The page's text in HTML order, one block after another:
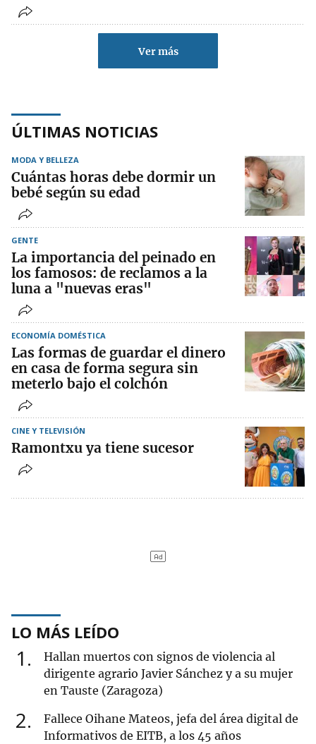
Ver más
ÚLTIMAS NOTICIAS
MODA Y BELLEZA
Cuántas horas debe dormir un
bebé según su edad
GENTE
La importancia del peinado en
los famosos: de reclamos a la
luna a "nuevas eras"
ECONOMÍA DOMÉSTICA
Las formas de guardar el dinero
en casa de forma segura sin
meterlo bajo el colchón
CINE Y TELEVISIÓN
Ramontxu ya tiene sucesor
LO MÁS LEÍDO
1
Hallan muertos con signos de violencia al
dirigente agrario Javier Sánchez y a su mujer
en Tauste (Zaragoza)
2
Fallece Oihane Mateos, jefa del área digital de
Informativos de EITB, a los 45 años